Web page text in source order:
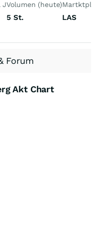
JVolumen (heute)
5 St. LAS
Forum
Akt Chart